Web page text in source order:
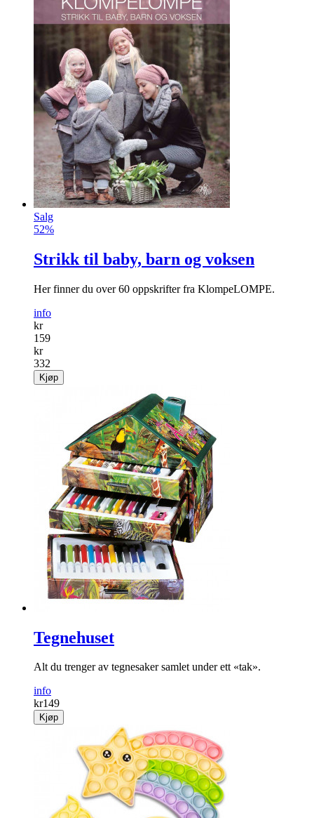
Salg
52%
Strikk til baby, barn og voksen
Her finner du over 60 oppskrifter fra KlompeLOMPE.
info
kr
159
kr
332
Kjøp
Tegnehuset
Alt du trenger av tegnesaker samlet under ett «tak».
info
kr149
Kjøp